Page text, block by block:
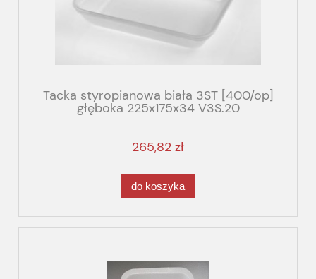
Tacka styropianowa biała 3ST [400/op]
głęboka 225x175x34 V3S.20
265,82 zł
do koszyka